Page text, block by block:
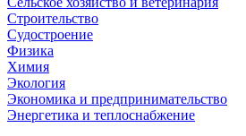
Строительство
Судостроение
Физика
Химия
Экология
Экономика и предпринимательство
Энергетика и теплоснабжение